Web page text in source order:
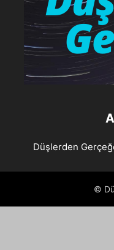
Düşlerden
©